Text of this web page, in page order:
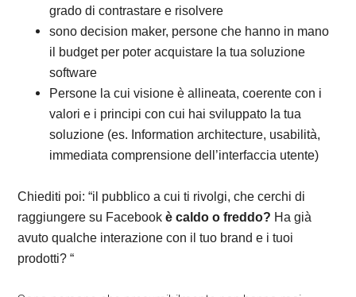
grado di contrastare e risolvere
sono decision maker, persone che hanno in mano
il budget per poter acquistare la tua soluzione
software
Persone la cui visione è allineata, coerente con i
valori e i principi con cui hai sviluppato la tua
soluzione (es. Information architecture, usabilità,
immediata comprensione dell’interfaccia utente)
Chiediti poi: “il pubblico a cui ti rivolgi, che cerchi di
raggiungere su Facebookè caldo o freddo? Ha già
avuto qualche interazione con il tuo brand e i tuoi
prodotti? “